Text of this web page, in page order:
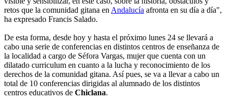
retos que la comunidad gitana en Andalucía afronta en su día a día",
ha expresado Francis Salado.
De esta forma, desde hoy y hasta el próximo lunes 24 se llevará a
cabo una serie de conferencias en distintos centros de enseñanza de
la localidad a cargo de Séfora Vargas, mujer que cuenta con un
dilatado curriculum en cuanto a la lucha y reconocimiento de los
derechos de la comunidad gitana. Así pues, se va a llevar a cabo un
total de 10 conferencias dirigidas al alumnado de los distintos
centros educativos de Chiclana.